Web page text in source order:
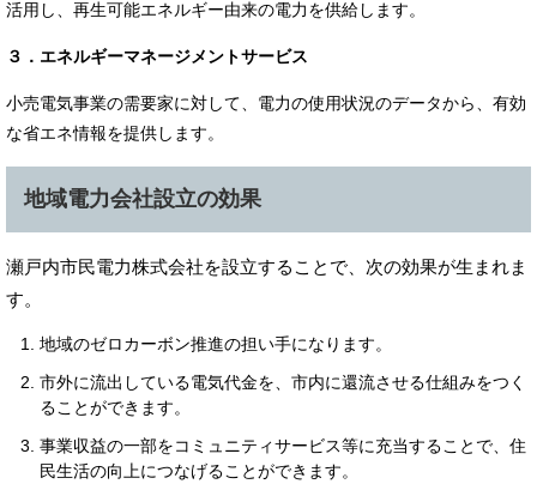
活用し、再生可能エネルギー由来の電力を供給します。
３．エネルギーマネージメントサービス
小売電気事業の需要家に対して、電力の使用状況のデータから、有効
な省エネ情報を提供します。​
地域電力会社設立の効果
瀬戸内市民電力株式会社を設立することで、次の効果が生まれま
す。
地域のゼロカーボン推進の担い手になります。
市外に流出している電気代金を、市内に還流させる仕組みをつく
ることができます。
事業収益の一部をコミュニティサービス等に充当することで、住
民生活の向上につなげることができます。